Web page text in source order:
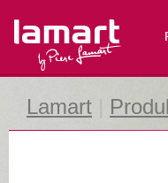
Lamart
Lamart